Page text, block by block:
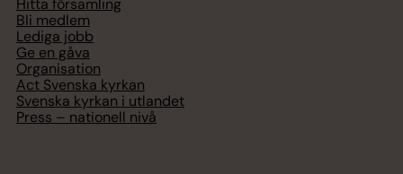
Bli medlem
Lediga jobb
Ge en gåva
Organisation
Act Svenska kyrkan
Svenska kyrkan i utlandet
Press – nationell nivå